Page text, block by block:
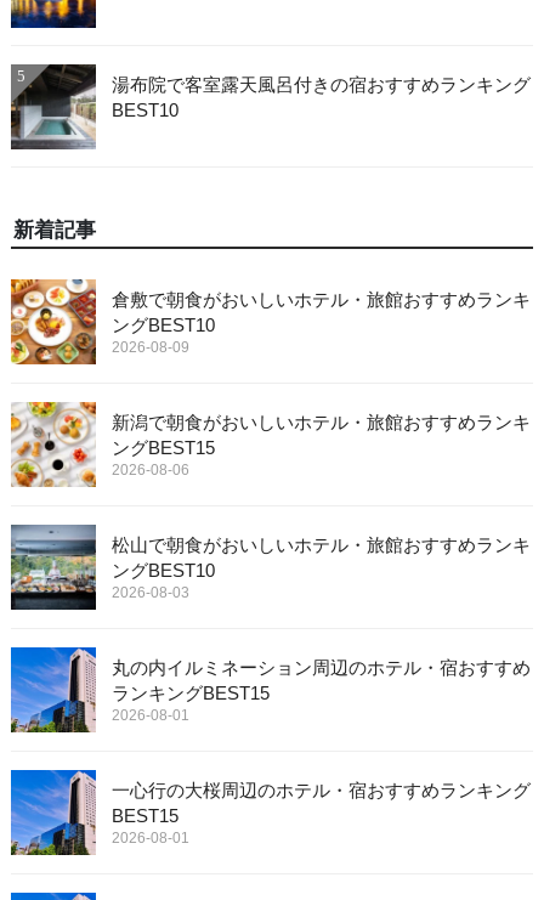
5
湯布院で客室露天風呂付きの宿おすすめランキング
BEST10
新着記事
倉敷で朝食がおいしいホテル・旅館おすすめランキ
ングBEST10
2026-08-09
新潟で朝食がおいしいホテル・旅館おすすめランキ
ングBEST15
2026-08-06
松山で朝食がおいしいホテル・旅館おすすめランキ
ングBEST10
2026-08-03
丸の内イルミネーション周辺のホテル・宿おすすめ
ランキングBEST15
2026-08-01
一心行の大桜周辺のホテル・宿おすすめランキング
BEST15
2026-08-01